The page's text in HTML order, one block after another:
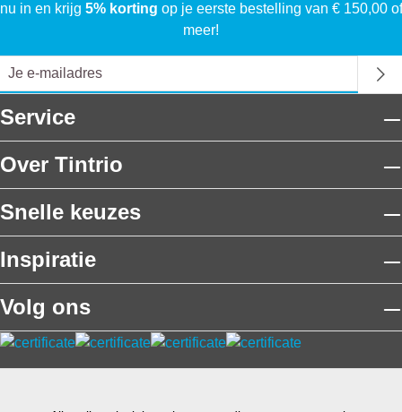
nu in en krijg 5% korting op je eerste bestelling van € 150,00 of
meer!
Service
Over Tintrio
Snelle keuzes
Inspiratie
Volg ons